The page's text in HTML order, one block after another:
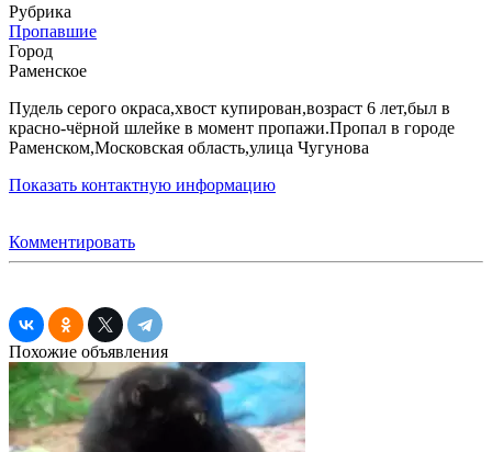
Рубрика
Пропавшие
Город
Раменское
Пудель серого окраса,хвост купирован,возраст 6 лет,был в
красно-чёрной шлейке в момент пропажи.Пропал в городе
Раменском,Московская область,улица Чугунова
Показать контактную информацию
Комментировать
Похожие объявления